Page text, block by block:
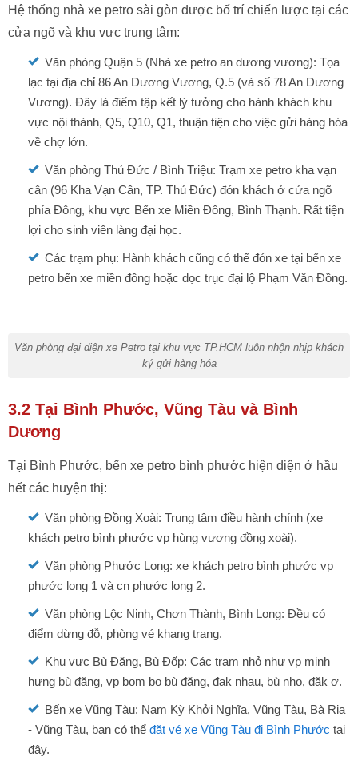
Hệ thống nhà xe petro sài gòn được bố trí chiến lược tại các
cửa ngõ và khu vực trung tâm:
Văn phòng Quận 5 (Nhà xe petro an dương vương): Tọa
lạc tại địa chỉ 86 An Dương Vương, Q.5 (và số 78 An Dương
Vương). Đây là điểm tập kết lý tưởng cho hành khách khu
vực nội thành, Q5, Q10, Q1, thuận tiện cho việc gửi hàng hóa
về chợ lớn.
Văn phòng Thủ Đức / Bình Triệu: Trạm xe petro kha vạn
cân (96 Kha Vạn Cân, TP. Thủ Đức) đón khách ở cửa ngõ
phía Đông, khu vực Bến xe Miền Đông, Bình Thạnh. Rất tiện
lợi cho sinh viên làng đại học.
Các trạm phụ: Hành khách cũng có thể đón xe tại bến xe
petro bến xe miền đông hoặc dọc trục đại lộ Phạm Văn Đồng.
Văn phòng đại diện xe Petro tại khu vực TP.HCM luôn nhộn nhịp khách
ký gửi hàng hóa
3.2 Tại Bình Phước, Vũng Tàu và Bình
Dương
Tại Bình Phước, bến xe petro bình phước hiện diện ở hầu
hết các huyện thị:
Văn phòng Đồng Xoài: Trung tâm điều hành chính (xe
khách petro bình phước vp hùng vương đồng xoài).
Văn phòng Phước Long: xe khách petro bình phước vp
phước long 1 và cn phước long 2.
Văn phòng Lộc Ninh, Chơn Thành, Bình Long: Đều có
điểm dừng đỗ, phòng vé khang trang.
Khu vực Bù Đăng, Bù Đốp: Các trạm nhỏ như vp minh
hưng bù đăng, vp bom bo bù đăng, đak nhau, bù nho, đăk ơ.
Bến xe Vũng Tàu: Nam Kỳ Khởi Nghĩa, Vũng Tàu, Bà Rịa
- Vũng Tàu, bạn có thể đặt vé xe Vũng Tàu đi Bình Phước tại
đây.